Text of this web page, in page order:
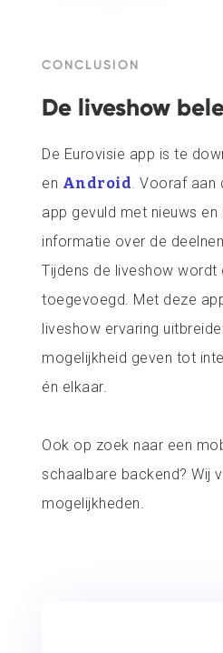
CONCLUSION
De liveshow
De Eurovisie app is te
en Android . Vooraf
app gevuld met nieuws en
informatie over de
Tijdens de liveshow
toegevoegd. Met deze
liveshow ervaring
mogelijkheid geven tot
én elkaar.
Ook op zoek naar een
schaalbare backend? Wij
mogelijkheden.